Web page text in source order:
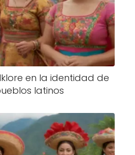
en la identidad de
latinos